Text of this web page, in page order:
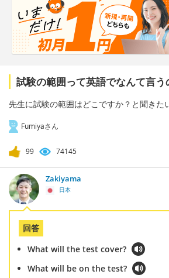
試験の範囲って英語でなんて言う
先生に試験の範囲はどこですか？と聞きた
Fumiyaさん
99 74145
Zakiyama
日本
回答
What will the test cover?
What will be on the test?